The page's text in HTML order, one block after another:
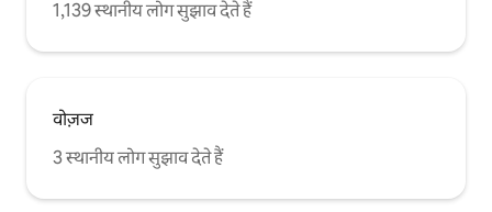
1,139 स्थानीय लोग सुझाव देते हैं
वोज़ज
3 स्थानीय लोग सुझाव देते हैं